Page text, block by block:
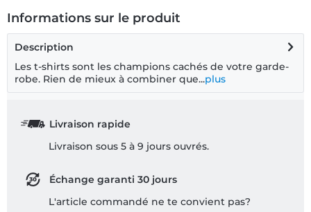
Informations sur le produit
Description
Les t-shirts sont les champions cachés de votre garde-
robe. Rien de mieux à combiner que...plus
Livraison rapide
Livraison sous 5 à 9 jours ouvrés.
Échange garanti 30 jours
L'article commandé ne te convient pas?